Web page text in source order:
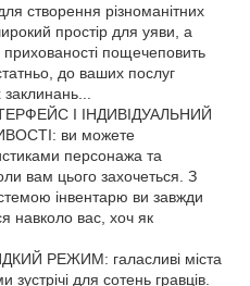
створення різноманітних
простір для уяви, а
пощечеповить
до ваших послуг
І ІНДИВІДУАЛЬНИЙ
ви можете
персонажа та
вам цього захочеться. З
інвентарю ви завжди
навколо вас, хоч як
РЕЖИМ: галасливі міста
для сотень гравців.